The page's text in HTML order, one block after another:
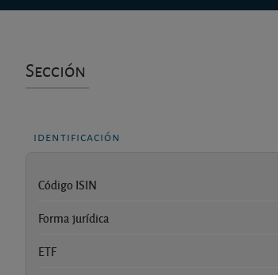
Sección
identificación
Código ISIN
Forma jurídica
ETF